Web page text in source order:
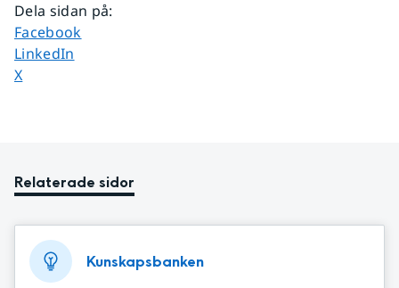
Dela sidan på:
Dela sidan på
Facebook
Dela sidan på
LinkedIn
Dela sidan på
X
Relaterade sidor
Kunskapsbanken